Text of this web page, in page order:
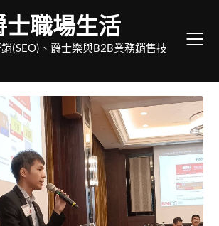
士職場生活
(SEO)、爵士樂與B2B業務銷售技